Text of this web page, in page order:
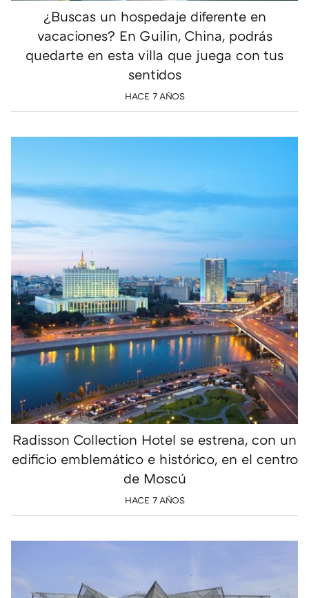
¿Buscas un hospedaje diferente en
vacaciones? En Guilin, China, podrás
quedarte en esta villa que juega con tus
sentidos
HACE 7 AÑOS
Radisson Collection Hotel se estrena, con un
edificio emblemático e histórico, en el centro
de Moscú
HACE 7 AÑOS